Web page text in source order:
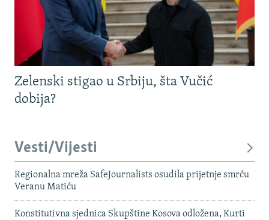
Zelenski stigao u Srbiju, šta Vučić
dobija?
Vesti/Vijesti
Regionalna mreža SafeJournalists osudila prijetnje smrću
Veranu Matiću
Konstitutivna sjednica Skupštine Kosova odložena, Kurti